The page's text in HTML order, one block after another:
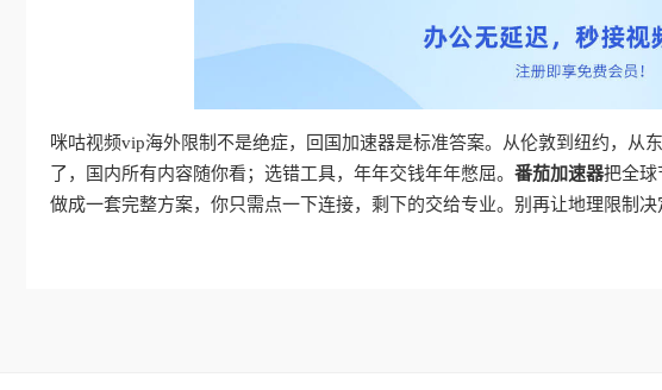
咪咕视频vip海外限制不是绝症，回国加速器是标准答案。从伦敦到纽约，从
了，国内所有内容随你看；选错工具，年年交钱年年憋屈。 番茄加速器把全球
做成一套完整方案，你只需点一下连接，剩下的交给专业。别再让地理限制决